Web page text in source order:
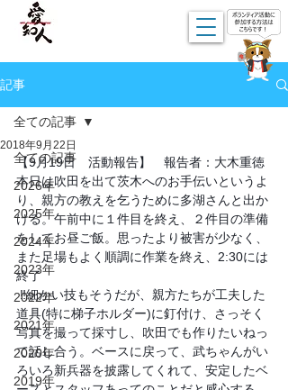
記事
全ての記事
2026年
2025年
2024年
2023年
2022年
2021年
2020年
2019年
全ての記事
2018年9月22日
【9月19日　活動報告】　報告者：大木重徳
本日は吹田を出て茨木へのお手伝いというよ
り、親方の教えを乞うために多湖さんと出か
ける。午前中に１件目を終え、２件目の準備
をしてお昼ご飯。思ったより被害が少なく、
また足場もよく順調に作業を終え、2:30には
終了
‼️細かい技もそうだが、親方たちが工夫した
道具(特に梯子ホルダー)に釘付け、さっそく
写真を撮って採寸し、吹田でも作りたいねっ
て話し合う。ベースに戻って、武ちゃんがい
ろいろ新兵器を披露してくれて、安定したベ